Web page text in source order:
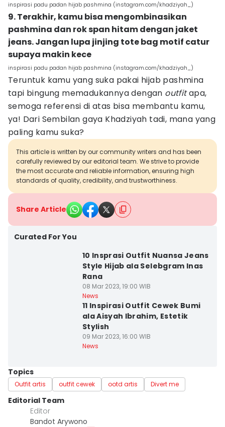
inspirasi padu padan hijab pashmina (instagram.com/khadziyah_)
9. Terakhir, kamu bisa mengombinasikan
pashmina dan rok span hitam dengan jaket
jeans. Jangan lupa jinjing tote bag motif catur
supaya makin kece
inspirasi padu padan hijab pashmina (instagram.com/khadziyah_)
Teruntuk kamu yang suka pakai hijab pashmina
tapi bingung memadukannya dengan outfitapa,
semoga referensi di atas bisa membantu kamu,
ya! Dari Sembilan gaya Khadziyah tadi, mana yang
paling kamu suka?
This article is written by our community writers and has been
carefully reviewed by our editorial team. We strive to provide
the most accurate and reliable information, ensuring high
standards of quality, credibility, and trustworthiness.
Share Article
Curated For You
10 Insprasi Outfit Nuansa Jeans
Style Hijab ala Selebgram Inas
Rana
08 Mar 2023, 19:00 WIB
News
11 Inspirasi Outfit Cewek Bumi
ala Aisyah Ibrahim, Estetik
Stylish
09 Mar 2023, 16:00 WIB
News
Topics
Outfit artis outfit cewek ootd artis Divert me
Editorial Team
Editor
Bandot Arywono